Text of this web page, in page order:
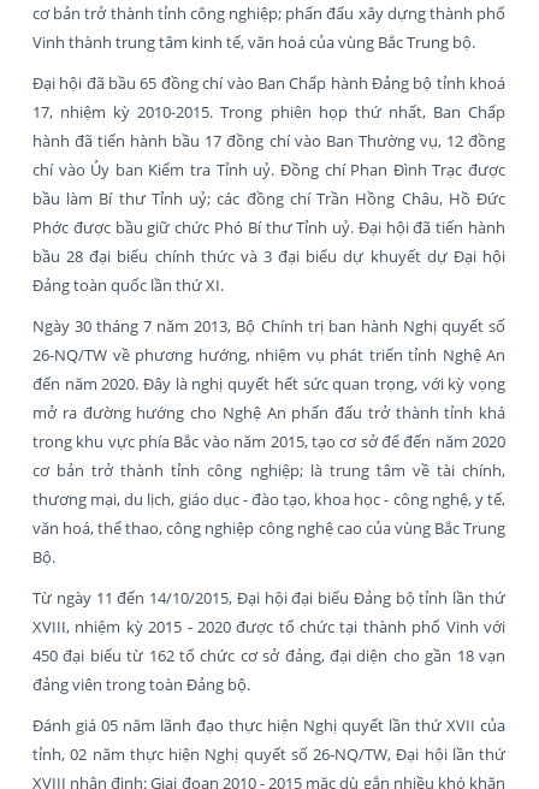
cơ bản trở thành tỉnh công nghiệp; phấn đấu xây dựng thành phố
Vinh thành trung tâm kinh tế, văn hoá của vùng Bắc Trung bộ.
Đại hội đã bầu 65 đồng chí vào Ban Chấp hành Đảng bộ tỉnh khoá
17, nhiệm kỳ 2010-2015. Trong phiên họp thứ nhất, Ban Chấp
hành đã tiến hành bầu 17 đồng chí vào Ban Thường vụ, 12 đồng
chí vào Ủy ban Kiểm tra Tỉnh uỷ. Đồng chí Phan Đình Trạc được
bầu làm Bí thư Tỉnh uỷ; các đồng chí Trần Hồng Châu, Hồ Đức
Phớc được bầu giữ chức Phó Bí thư Tỉnh uỷ. Đại hội đã tiến hành
bầu 28 đại biểu chính thức và 3 đại biểu dự khuyết dự Đại hội
Đảng toàn quốc lần thứ XI.
Ngày 30 tháng 7 năm 2013, Bộ Chính trị ban hành Nghị quyết số
26-NQ/TW về phương hướng, nhiệm vụ phát triển tỉnh Nghệ An
đến năm 2020. Đây là nghị quyết hết sức quan trọng, với kỳ vọng
mở ra đường hướng cho Nghệ An phấn đấu trở thành tỉnh khá
trong khu vực phía Bắc vào năm 2015, tạo cơ sở để đến năm 2020
cơ bản trở thành tỉnh công nghiệp; là trung tâm về tài chính,
thương mại, du lịch, giáo dục - đào tạo, khoa học - công nghệ, y tế,
văn hoá, thể thao, công nghiệp công nghệ cao của vùng Bắc Trung
Bộ.
Từ ngày 11 đến 14/10/2015, Đại hội đại biểu Đảng bộ tỉnh lần thứ
XVIII, nhiệm kỳ 2015 - 2020 được tổ chức tại thành phố Vinh với
450 đại biểu từ 162 tổ chức cơ sở đảng, đại diện cho gần 18 vạn
đảng viên trong toàn Đảng bộ.
Đánh giá 05 năm lãnh đạo thực hiện Nghị quyết lần thứ XVII của
tỉnh, 02 năm thực hiện Nghị quyết số 26-NQ/TW, Đại hội lần thứ
XVIII nhận định: Giai đoạn 2010 - 2015 mặc dù gắn nhiều khó khăn